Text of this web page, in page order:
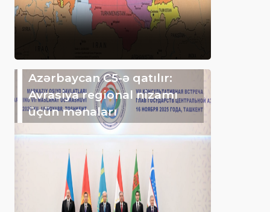
Azərbaycan C5-ə qatılır:
Avrasiya regional nizamı
üçün mənaları